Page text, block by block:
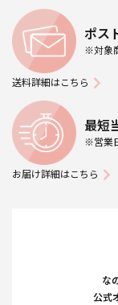
ポス
※対象
送料詳細はこちら
最短
※営業
お届け詳細はこちら
な
公式